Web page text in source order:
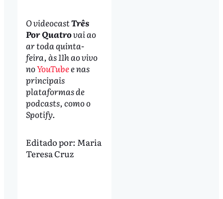
O videocastTrês
Por Quatrovai ao
ar toda quinta-
feira, às 11h ao vivo
noYouTubee nas
principais
plataformas de
podcasts, como o
Spotify.
Editado por: Maria
Teresa Cruz